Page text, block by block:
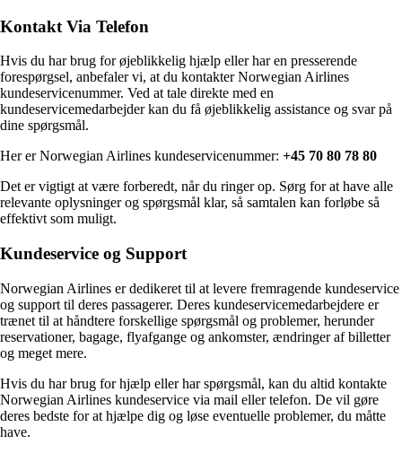
Kontakt Via Telefon
Hvis du har brug for øjeblikkelig hjælp eller har en presserende
forespørgsel, anbefaler vi, at du kontakter Norwegian Airlines
kundeservicenummer. Ved at tale direkte med en
kundeservicemedarbejder kan du få øjeblikkelig assistance og svar på
dine spørgsmål.
Her er Norwegian Airlines kundeservicenummer: +45 70 80 78 80
Det er vigtigt at være forberedt, når du ringer op. Sørg for at have alle
relevante oplysninger og spørgsmål klar, så samtalen kan forløbe så
effektivt som muligt.
Kundeservice og Support
Norwegian Airlines er dedikeret til at levere fremragende kundeservice
og support til deres passagerer. Deres kundeservicemedarbejdere er
trænet til at håndtere forskellige spørgsmål og problemer, herunder
reservationer, bagage, flyafgange og ankomster, ændringer af billetter
og meget mere.
Hvis du har brug for hjælp eller har spørgsmål, kan du altid kontakte
Norwegian Airlines kundeservice via mail eller telefon. De vil gøre
deres bedste for at hjælpe dig og løse eventuelle problemer, du måtte
have.